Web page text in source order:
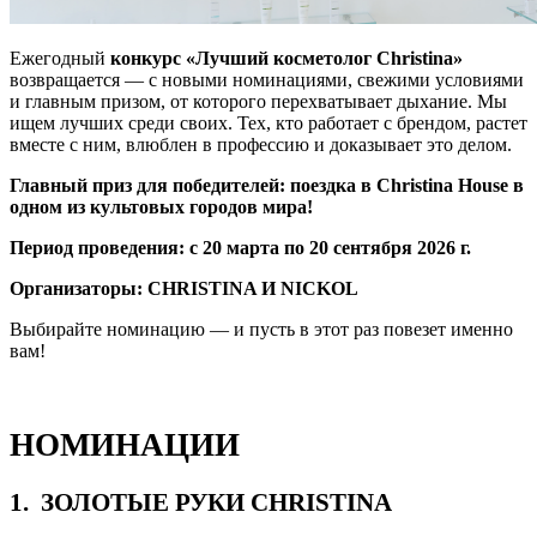
Ежегодный конкурс «Лучший косметолог Christina»
возвращается — с новыми номинациями, свежими условиями
и главным призом, от которого перехватывает дыхание. Мы
ищем лучших среди своих. Тех, кто работает с брендом, растет
вместе с ним, влюблен в профессию и доказывает это делом.
Главный приз для победителей: поездка в Christina House в
одном из культовых городов мира!
Период проведения: с 20 марта по 20 сентября 2026 г.
Организаторы: CHRISTINA И NICKOL
Выбирайте номинацию — и пусть в этот раз повезет именно
вам!
НОМИНАЦИИ
1. ЗОЛОТЫЕ РУКИ CHRISTINA